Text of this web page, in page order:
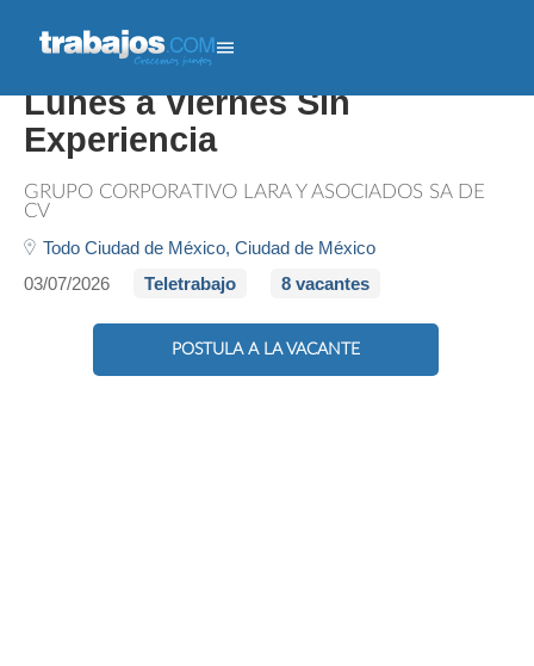
Archivista Home Office
Lunes a Viernes Sin
Experiencia
GRUPO CORPORATIVO LARA Y ASOCIADOS SA DE
CV
Todo Ciudad de México, Ciudad de México
03/07/2026
Teletrabajo 8 vacantes
POSTULA A LA VACANTE